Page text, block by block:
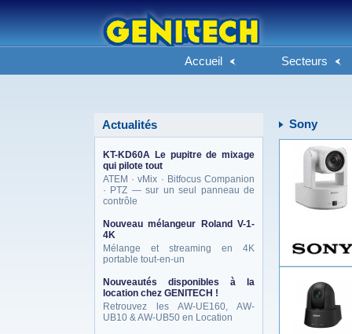
Accueil Secteurs
Actualités
KT-KD60A Le pupitre de mixage
qui pilote tout
ATEM · vMix · Bitfocus Companion
· PTZ — sur un seul panneau de
contrôle
Nouveau mélangeur Roland V-1-
4K
Mélange et streaming en 4K
portable tout-en-un
Nouveautés disponibles à la
location chez GENITECH !
Retrouvez les AW-UE160, AW-
UB10 & AW-UB50 en Location
Sony